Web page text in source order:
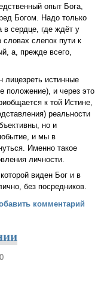
опыт Бога,
Богом. Надо только
в сердце, где ждёт у
слепок пути к
а, прежде всего,
лицезреть истинные
положение), и через это
к той Истине,
реальности
но и
и мы в
Именно такое
личности.
виден Бог и в
без посредников.
комментарий